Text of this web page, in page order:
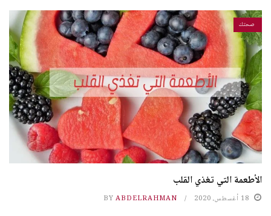
صحتك
الأطعمة التي تغذي القلب
18 أغسطس، 2020 BY ABDELRAHMAN